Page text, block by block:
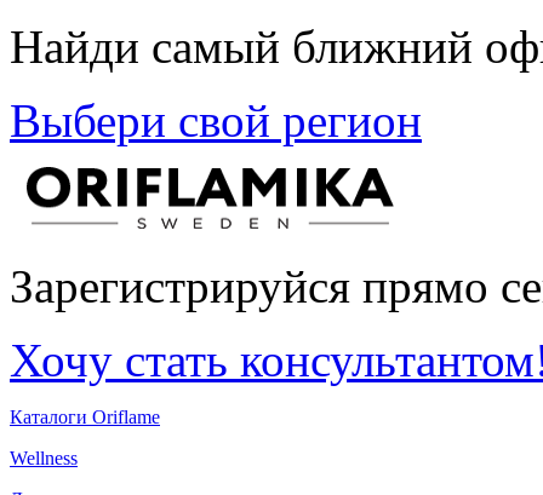
Найди самый ближний
Выбери свой регион
Зарегистрируйся прямо
Хочу стать
Каталоги Oriflame
Wellness